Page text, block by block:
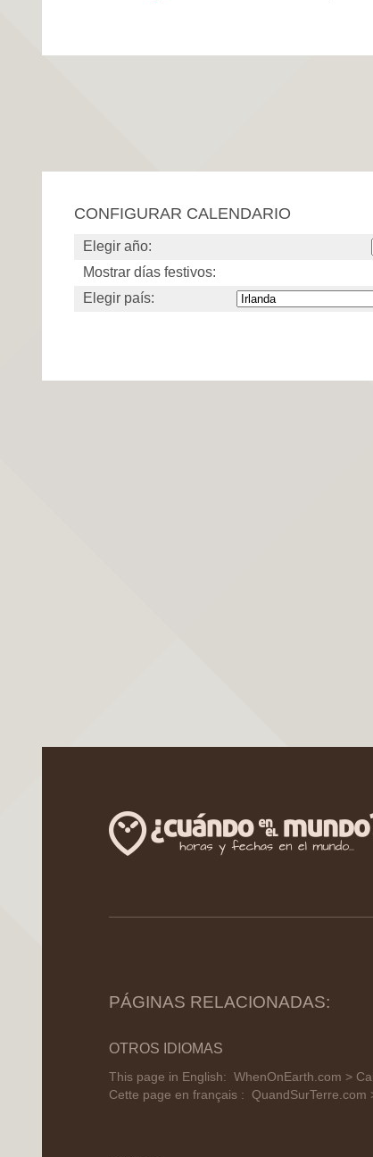
CONFIGURAR CALENDARIO
Elegir año:
Mostrar días festivos:
Elegir país:
PÁGINAS RELACIONADAS:
OTROS IDIOMAS
This page in English: WhenOnEarth.com >
Cette page en français : QuandSurTerre.com